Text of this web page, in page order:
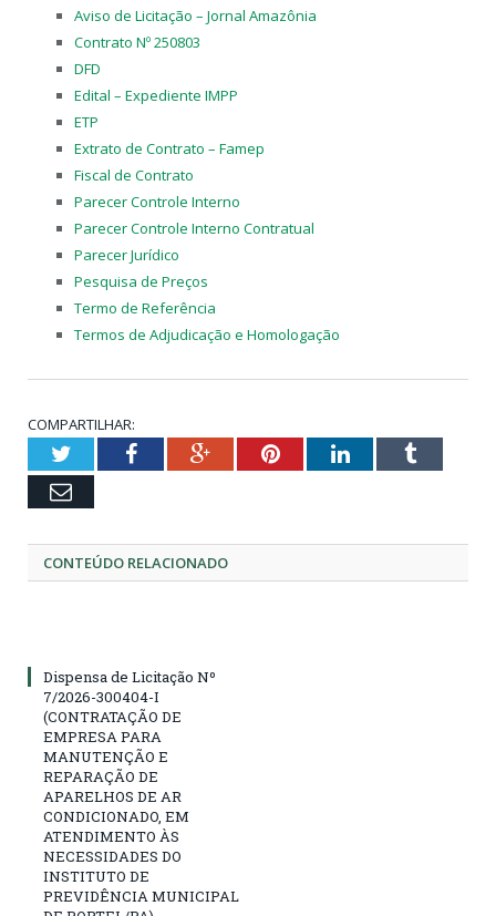
Aviso de Licitação – Jornal Amazônia
Contrato Nº 250803
DFD
Edital – Expediente IMPP
ETP
Extrato de Contrato – Famep
Fiscal de Contrato
Parecer Controle Interno
Parecer Controle Interno Contratual
Parecer Jurídico
Pesquisa de Preços
Termo de Referência
Termos de Adjudicação e Homologação
COMPARTILHAR:
TwitterFacebookGoogle+PinterestLinkedInTumblr
Email
CONTEÚDO RELACIONADO
Dispensa de Licitação Nº
7/2026-300404-I
(CONTRATAÇÃO DE
EMPRESA PARA
MANUTENÇÃO E
REPARAÇÃO DE
APARELHOS DE AR
CONDICIONADO, EM
ATENDIMENTO ÀS
NECESSIDADES DO
INSTITUTO DE
PREVIDÊNCIA MUNICIPAL